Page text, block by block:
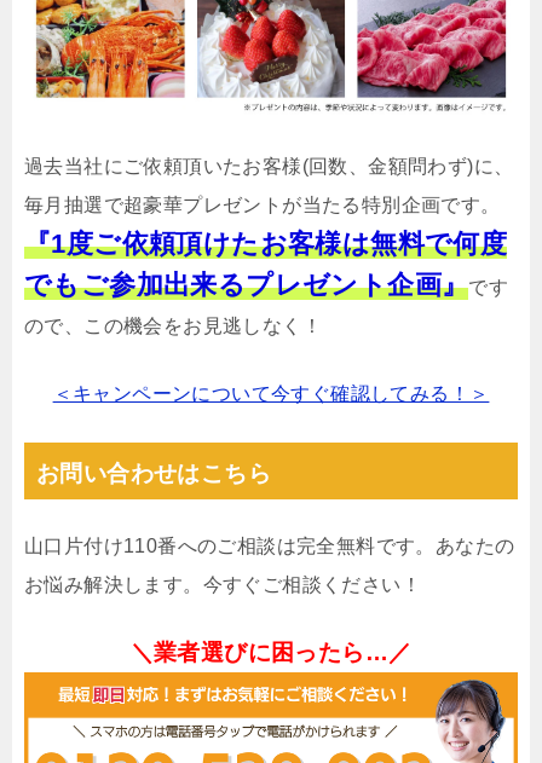
過去当社にご依頼頂いたお客様(回数、金額問わず)に、
毎月抽選で超豪華プレゼントが当たる特別企画です。
『1度ご依頼頂けたお客様は無料で何度
でもご参加出来るプレゼント企画』です
ので、この機会をお見逃しなく！
＜キャンペーンについて今すぐ確認してみる！＞
お問い合わせはこちら
山口片付け110番へのご相談は完全無料です。あなたの
お悩み解決します。今すぐご相談ください！
＼業者選びに困ったら…／